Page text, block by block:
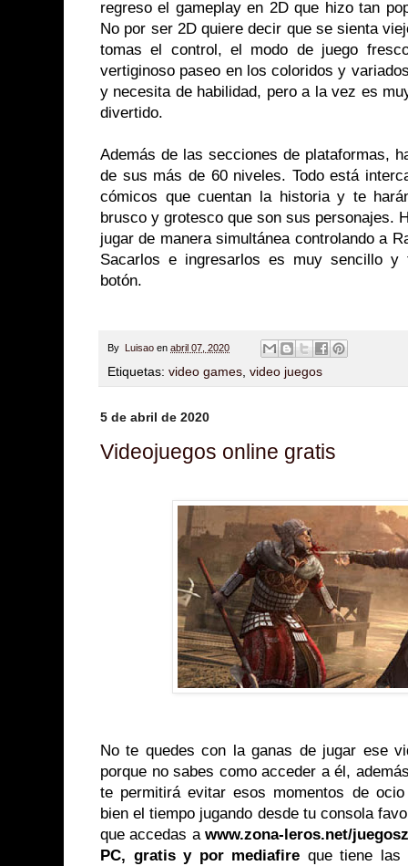
regreso el gameplay en 2D que hizo tan
No por ser 2D quiere decir que se sienta
tomas el control, el modo de juego
vertiginoso paseo en los coloridos y
y necesita de habilidad, pero a la vez es
divertido.
Además de las secciones de plataformas,
de sus más de 60 niveles. Todo está
cómicos que cuentan la historia y te
brusco y grotesco que son sus personajes.
jugar de manera simultánea controlando a
Sacarlos e ingresarlos es muy sencillo
botón.
By Luisao en abril 07, 2020
Etiquetas: video games, video juegos
5 de abril de 2020
Videojuegos online gratis
No te quedes con la ganas de jugar ese
porque no sabes como acceder a él,
te permitirá evitar esos momentos de
bien el tiempo jugando desde tu consola
que accedas awww.zona-leros.net/
PC, gratis y por mediafire que tiene las